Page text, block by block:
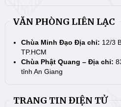
VĂN PHÒNG LIÊN LẠC
Chùa Minh Đạo Địa chỉ: 12/3
TP.HCM
Chùa Phật Quang – Địa chỉ:
tỉnh An Giang
TRANG TIN ĐIỆN TỬ